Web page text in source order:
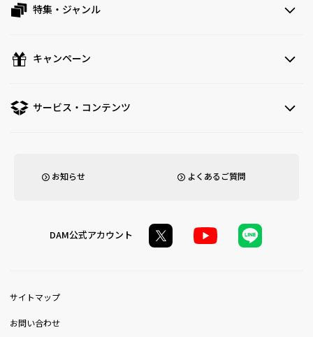
特集・ジャンル
キャンペーン
サービス・コンテンツ
お知らせ よくあるご質問
DAM公式アカウント
サイトマップ
お問い合わせ